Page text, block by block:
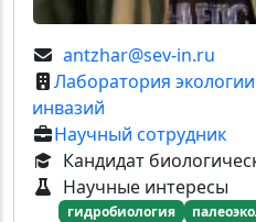
antzhar@sev-in.ru
Лаборатория
инвазий
Научный сотрудник
Кандидат
Научные интересы
гидробиология